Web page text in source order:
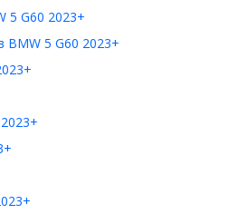
5 G60 2023+
BMW 5 G60 2023+